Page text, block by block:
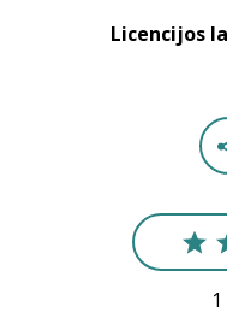
Licencijos